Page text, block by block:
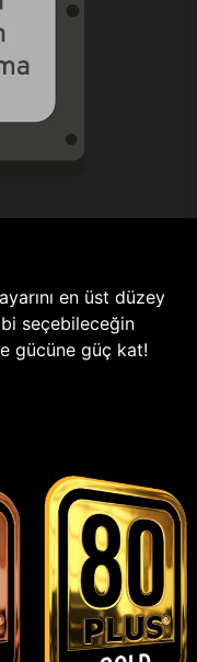
en üst düzey
seçebileceğin
gücüne güç kat!